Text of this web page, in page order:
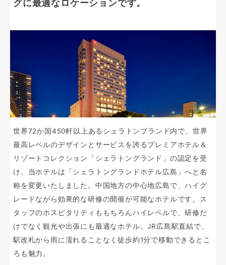
グに最適なロケーションです。
世界72か国450軒以上あるシェラトンブランド内で、世界
最高レベルのデザインとサービスを誇るプレミアホテル＆
リゾートコレクション「シェラトングランド」の認定を受
け、当ホテルは「シェラトングランドホテル広島」へと名
称を変更いたしました。中国地方の中心地広島で、ハイグ
レードながら効果的な研修の開催が可能なホテルです。ス
タッフのホスピタリティももちろんハイレベルで、研修だ
けでなく観光や出張にも最適なホテル。JR広島駅直結で、
駅改札から雨に濡れることなく徒歩約1分で移動できるとこ
ろも魅力。